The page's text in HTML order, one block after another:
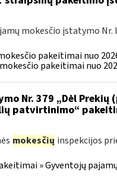
mokesčio įstatymo Nr.
pakeitimai nuo
pakeitimai nuo
Nr. 379 „Dėl
patvirtinimo“
mokesčių inspekcijos
» Gyventojų